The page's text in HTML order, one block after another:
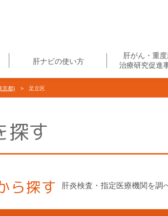
肝ナビの使い方
肝がん・重
治療研究促進
京都) > 足立区
探す
ら探す 肝炎検査・指定医療機関を調